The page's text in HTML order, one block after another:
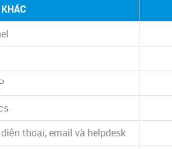
thoại, email và helpdesk